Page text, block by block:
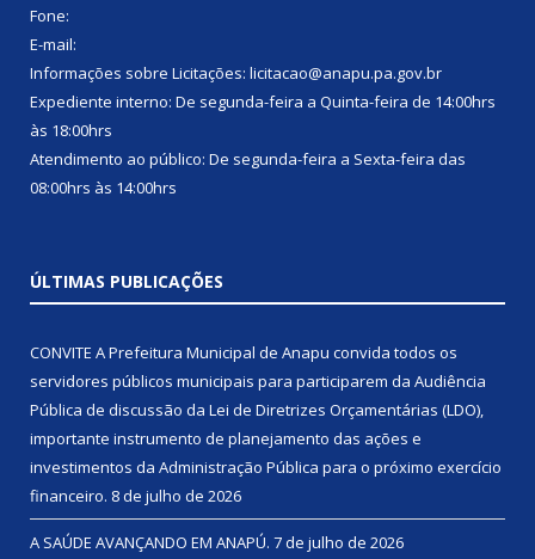
Fone:
E-mail:
Informações sobre Licitações: licitacao@anapu.pa.gov.br
Expediente interno: De segunda-feira a Quinta-feira de 14:00hrs
às 18:00hrs
Atendimento ao público: De segunda-feira a Sexta-feira das
08:00hrs às 14:00hrs
ÚLTIMAS PUBLICAÇÕES
CONVITE A Prefeitura Municipal de Anapu convida todos os
servidores públicos municipais para participarem da Audiência
Pública de discussão da Lei de Diretrizes Orçamentárias (LDO),
importante instrumento de planejamento das ações e
investimentos da Administração Pública para o próximo exercício
financeiro. 8 de julho de 2026
A SAÚDE AVANÇANDO EM ANAPÚ. 7 de julho de 2026